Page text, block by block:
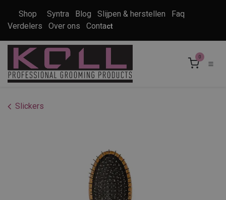
Shop Syntra Blog Slijpen & herstellen
Faq
Verdelers
Over ons Contact
0
Slickers